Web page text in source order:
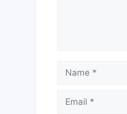
Name
Email